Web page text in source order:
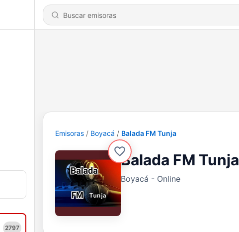
2797
Emisoras Boyacá Balada FM Tunja
Balada FM Tunja
Boyacá - Online